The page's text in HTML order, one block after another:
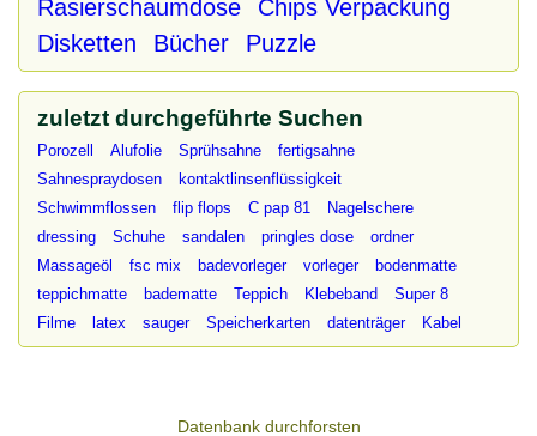
Rasierschaumdose
Chips Verpackung
Disketten
Bücher Puzzle
zuletzt durchgeführte Suchen
Porozell Alufolie Sprühsahne
fertigsahne
Sahnespraydosen
kontaktlinsenflüssigkeit
Schwimmflossen
flip flops C pap 81
Nagelschere
dressing
Schuhe sandalen pringles dose
ordner
Massageöl
fsc mix badevorleger vorleger
bodenmatte
teppichmatte
badematte Teppich Klebeband
Super 8
Filme
latex sauger Speicherkarten datenträger Kabel
Datenbank durchforsten